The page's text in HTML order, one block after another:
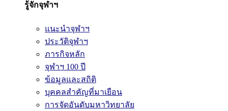
รู้จักจุฬาฯ
แนะนำจุฬาฯ
ประวัติจุฬาฯ
ภารกิจหลัก
จุฬาฯ 100 ปี
ข้อมูลและสถิติ
บุคคลสำคัญที่มาเยือน
การจัดอันดับมหาวิทยาลัย